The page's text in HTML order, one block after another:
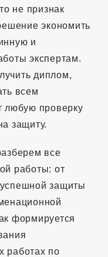
не признак
экономить
и
экспертам.
диплом,
всем
любую проверку
защиту.
все
работы: от
защиты
формируется
работах по